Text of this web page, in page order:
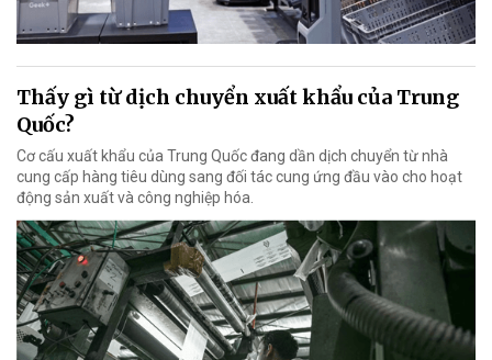
Thấy gì từ dịch chuyển xuất khẩu của Trung
Quốc?
Cơ cấu xuất khẩu của Trung Quốc đang dần dịch chuyển từ nhà
cung cấp hàng tiêu dùng sang đối tác cung ứng đầu vào cho hoạt
động sản xuất và công nghiệp hóa.